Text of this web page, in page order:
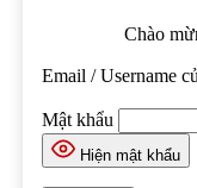
Chào
Email / Username
Mật khẩu
Hiện mật khẩu